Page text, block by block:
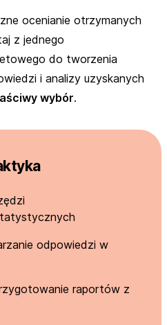
ocenianie otrzymanych
z jednego
do tworzenia
i analizy uzyskanych
wybór.
odpowiedzi w
raportów z